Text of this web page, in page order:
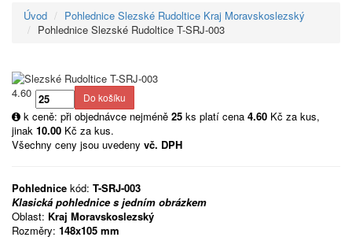
Úvod
Pohlednice Slezské Rudoltice Kraj Moravskoslezský
Pohlednice Slezské Rudoltice T-SRJ-003
4.60
k ceně: při objednávce nejméně 25 ks platí cena 4.60 Kč za kus,
jinak 10.00 Kč za kus.
Všechny ceny jsou uvedeny vč. DPH
Pohlednice kód: T-SRJ-003
Klasická pohlednice s jedním obrázkem
Oblast: Kraj Moravskoslezský
Rozměry: 148x105 mm